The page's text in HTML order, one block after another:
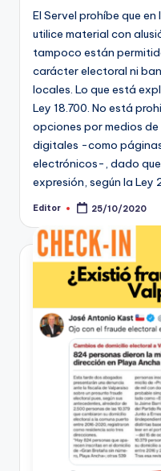
El Servel prohíbe que
utilice material con
tampoco están
carácter electoral ni
locales. Lo que está
Ley 18.700. No está
opciones por medios
digitales -como
electrónicos-, dado
expresión, según la Ley
Publicado
Editor 25/10/2020